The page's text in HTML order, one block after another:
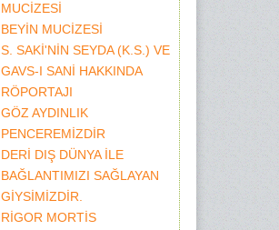
MUCİZESİ
BEYİN MUCİZESİ
S. SAKİ'NİN SEYDA (K.S.) VE
GAVS-I SANİ HAKKINDA
RÖPORTAJI
GÖZ AYDINLIK
PENCEREMİZDİR
DERİ DIŞ DÜNYA İLE
BAĞLANTIMIZI SAĞLAYAN
GİYSİMİZDİR.
RİGOR MORTİS